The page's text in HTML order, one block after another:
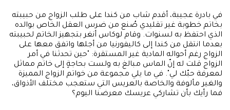
في بادرة عجيبة، أقدم شاب من كندا على طلب الزواج من حبيبته
بخاتم خطوبة غير تقليدي صُنع من ضرس العقل الخاص بوالده
الذي احتفظ به لسنوات. وقام لوكاس أنغر بتجهيز الخاتم لحبيبته
بعدما انتقل من كندا إلى كاليفورنيا من أجلها واتفق معها على
الزواج رغم أحواله المادية غير المستقرة: "حين تحدثنا في أمر
الزواج قلت له إنّ الماس مبالغ به ولست بحاجةٍ إلى خاتم مماثل
لمعرفة حبّك لي". في ما يلي مجموعة من خواتم الزواج المميزة
والغير مألوفة والخاصة بالعريس التي ستعجب مختلف الأذواق،
فما رأيك بأن تشاركي عريسك معرضنا اليوم؟